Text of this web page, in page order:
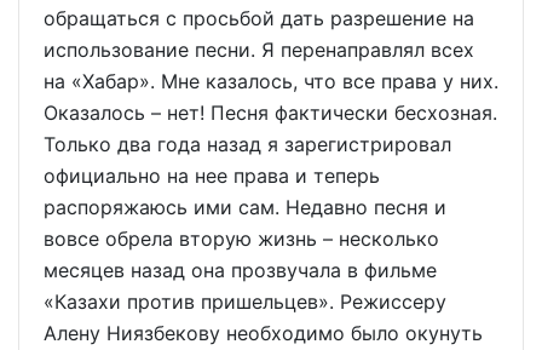
обращаться с просьбой дать разрешение на
использование песни. Я перенаправлял всех
на «Хабар». Мне казалось, что все права у них.
Оказалось – нет! Песня фактически бесхозная.
Только два года назад я зарегистрировал
официально на нее права и теперь
распоряжаюсь ими сам. Недавно песня и
вовсе обрела вторую жизнь – несколько
месяцев назад она прозвучала в фильме
«Казахи против пришельцев». Режиссеру
Алену Ниязбекову необходимо было окунуть